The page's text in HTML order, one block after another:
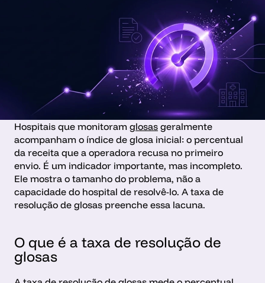
Hospitais que monitoram glosas geralmente
acompanham o índice de glosa inicial: o percentual
da receita que a operadora recusa no primeiro
envio. É um indicador importante, mas incompleto.
Ele mostra o tamanho do problema, não a
capacidade do hospital de resolvê-lo. A taxa de
resolução de glosas preenche essa lacuna.
O que é a taxa de resolução de
glosas